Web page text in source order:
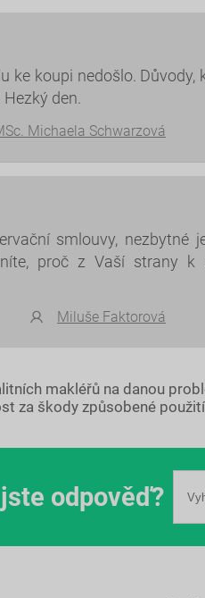
ke koupi nedošlo. Důvody,
den.
Michaela Schwarzová
smlouvy, nezbytné
proč z Vaší strany k
Miluše Faktorová
makléřů na danou
za škody způsobené
odpověď?